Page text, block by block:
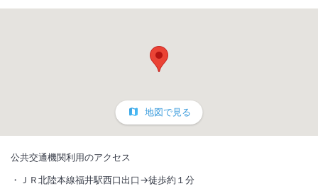
地図で見る
公共交通機関利用のアクセス
ＪＲ北陸本線福井駅西口出口→徒歩約１分